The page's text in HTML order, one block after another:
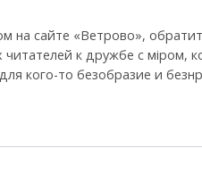
сайте «Ветрово»,
читателей к дружбе с мiром,
кого-то безобразие и